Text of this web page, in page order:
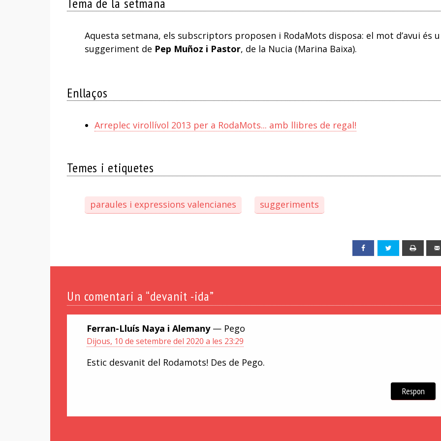
Aquesta setmana, els subscriptors proposen i RodaMots disposa: el mot d’avui és
suggeriment de Pep Muñoz i Pastor, de la Nucia (Marina Baixa).
Enllaços
Arreplec virollívol 2013 per a RodaMots... amb llibres de regal!
Temes i etiquetes
paraules i expressions valencianes suggeriments
Facebook Twitter
Un comentari a “devanit -ida”
Ferran-Lluís Naya i Alemany — Pego
Dijous, 10 de setembre del 2020 a les 23:29
Estic desvanit del Rodamots! Des de Pego.
Respon